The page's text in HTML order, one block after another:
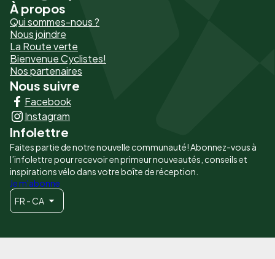
Pied
de
page
-
Liens
principaux
À propos
Qui sommes-nous ?
Nous joindre
La Route verte
Bienvenue Cyclistes!
Nos partenaires
Nous suivre
Facebook
Instagram
Infolettre
Faites partie de notre nouvelle communauté! Abonnez-vous à
l’infolettre pour recevoir en primeur nouveautés, conseils et
inspirations vélo dans votre boîte de réception.
Je m'abonne
FR - CA